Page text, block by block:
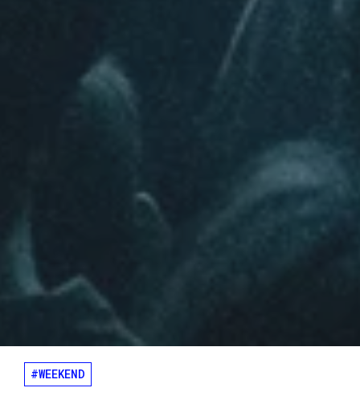
#WEEKEND